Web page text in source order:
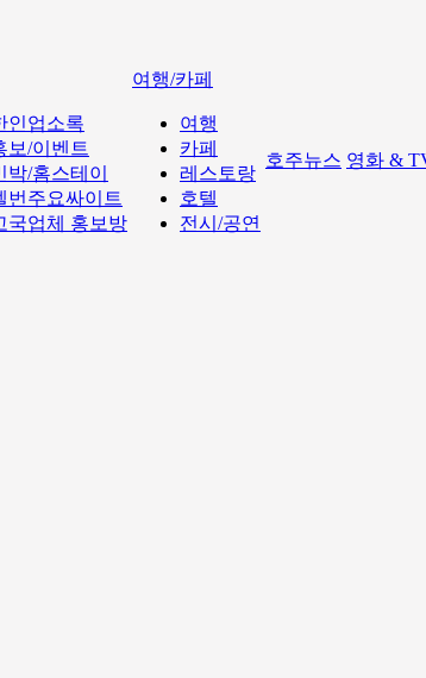
인업소록
보/이벤트
박/홈스테이
번주요싸이트
국업체 홍보방
여행/카페
여행
카페
레스토랑
호텔
전시/공연
호주뉴스 영화 &